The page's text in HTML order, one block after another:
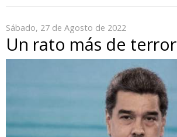
Sábado, 27 de Agosto de 2022
Un rato más de terror